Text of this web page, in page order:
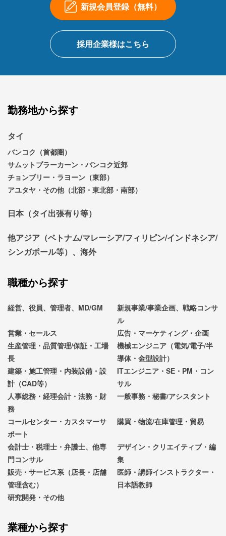
新規会員登録（無料）
採用企業様はこちら
勤務地から探す
タイ
バンコク（首都圏）
サムットプラーカーン・バンコク近郊
チョンブリー・ラヨーン（東部）
アユタヤ・その他（北部・東北部・南部）
日本（タイ出張有り等）
他アジア（ベトナム/マレーシア/フィリピン/インドネシア/
シンガポール等）、海外
職種から探す
経営、役員、管理者、MD/GM
新規事業/事業企画、戦略コンサ
ル
営業・セールス
広告・マーケティング・企画
生産管理・品質管理/保証・工場
長
機械エンジニア（電気/電子/半
導体・金型設計）
建築・施工管理・内装設備・設
計（CAD等）
ITエンジニア・SE・PM・コン
サル
人事総務・経理会計・法務・財
務
一般事務・秘書/アシスタント
コールセンター・カスタマーサ
ポート
購買・物流/在庫管理・貿易
会計士・税理士・弁護士、他専
門コンサル
デザイン・クリエイティブ・編
集
販売・サービス系（店長・店舗
管理含む）
医師・講師インストラクター・
日本語教師
研究開発・その他
業種から探す